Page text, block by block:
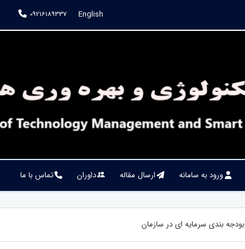
English
09216189337
ورود به سامانه ارسال مقاله داوران تماس با ما
بودجه بندی سرمايه ای در سازمان